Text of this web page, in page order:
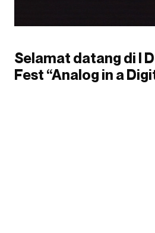
Selamat datang di I
Fest “Analog in a